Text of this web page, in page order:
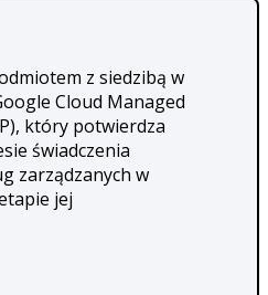
z siedzibą w
Cloud Managed
który potwierdza
świadczenia
zarządzanych w
jej